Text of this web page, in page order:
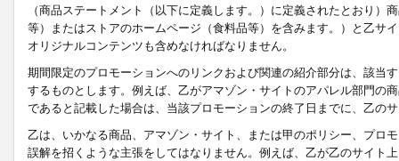
（商品ステートメント（以下に定義します。）に定義されたとおり
等）またはストアのホームページ（食料品等）を含みます。）と乙サ
オリジナルコンテンツも含めなければなりません。
期間限定のプロモーションへのリンクおよび関連の紹介部分は、該当
するものとします。例えば、乙がアマゾン・サイトのアパレル部門の
であると記載した場合は、当該プロモーションの終了日までに、乙の
乙は、いかなる商品、アマゾン・サイト、または甲のポリシー、プロ
誤解を招くような主張をしてはなりません。例えば、乙が乙のサイト